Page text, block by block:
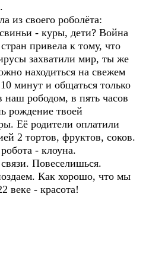
из своего роболёта:
- куры, дети? Война
привела к тому, что
захватили мир, ты же
находиться на свежем
минут и общаться только
наш рободом, в пять часов
рождение твоей
Её родители оплатили
2 тортов, фруктов, соков.
- клоуна.
Повеселишься.
Как хорошо, что мы
веке - красота!